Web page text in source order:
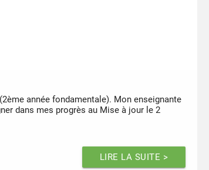
année fondamentale). Mon enseignante
dans mes progrès au Mise à jour le 2
LIRE LA SUITE >